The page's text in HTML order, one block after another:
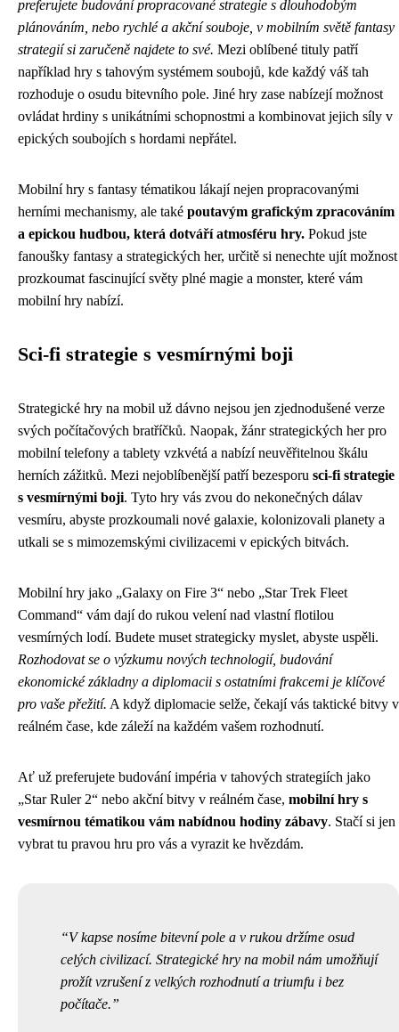
preferujete budování propracované strategie s dlouhodobým
plánováním, nebo rychlé a akční souboje, v mobilním světě fantasy
strategií si zaručeně najdete to své. Mezi oblíbené tituly patří
například hry s tahovým systémem soubojů, kde každý váš tah
rozhoduje o osudu bitevního pole. Jiné hry zase nabízejí možnost
ovládat hrdiny s unikátními schopnostmi a kombinovat jejich síly v
epických soubojích s hordami nepřátel.
Mobilní hry s fantasy tématikou lákají nejen propracovanými
herními mechanismy, ale také poutavým grafickým zpracováním
a epickou hudbou, která dotváří atmosféru hry. Pokud jste
fanoušky fantasy a strategických her, určitě si nenechte ujít možnost
prozkoumat fascinující světy plné magie a monster, které vám
mobilní hry nabízí.
Sci-fi strategie s vesmírnými boji
Strategické hry na mobil už dávno nejsou jen zjednodušené verze
svých počítačových bratříčků. Naopak, žánr strategických her pro
mobilní telefony a tablety vzkvétá a nabízí neuvěřitelnou škálu
herních zážitků. Mezi nejoblíbenější patří bezesporu sci-fi strategie
s vesmírnými boji. Tyto hry vás zvou do nekonečných dálav
vesmíru, abyste prozkoumali nové galaxie, kolonizovali planety a
utkali se s mimozemskými civilizacemi v epických bitvách.
Mobilní hry jako „Galaxy on Fire 3“ nebo „Star Trek Fleet
Command“ vám dají do rukou velení nad vlastní flotilou
vesmírných lodí. Budete muset strategicky myslet, abyste uspěli.
Rozhodovat se o výzkumu nových technologií, budování
ekonomické základny a diplomacii s ostatními frakcemi je klíčové
pro vaše přežití. A když diplomacie selže, čekají vás taktické bitvy v
reálném čase, kde záleží na každém vašem rozhodnutí.
Ať už preferujete budování impéria v tahových strategiích jako
„Star Ruler 2“ nebo akční bitvy v reálném čase, mobilní hry s
vesmírnou tématikou vám nabídnou hodiny zábavy. Stačí si jen
vybrat tu pravou hru pro vás a vyrazit ke hvězdám.
V kapse nosíme bitevní pole a v rukou držíme osud
celých civilizací. Strategické hry na mobil nám umožňují
prožít vzrušení z velkých rozhodnutí a triumfu i bez
počítače.